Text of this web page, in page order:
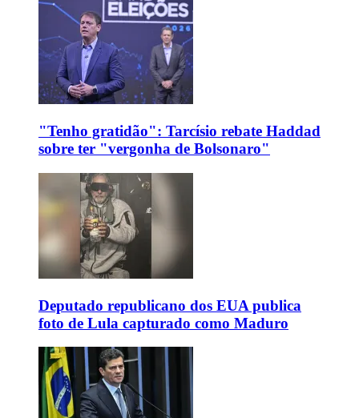
"Tenho gratidão": Tarcísio rebate Haddad
sobre ter "vergonha de Bolsonaro"
Deputado republicano dos EUA publica
foto de Lula capturado como Maduro